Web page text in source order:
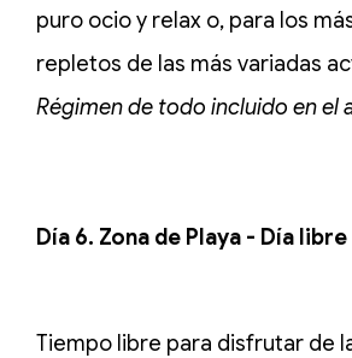
puro ocio y relax o, para los
repletos de las más variadas
Régimen de todo incluido en el
Día 6. Zona de Playa - Día libre
Tiempo libre para disfrutar de